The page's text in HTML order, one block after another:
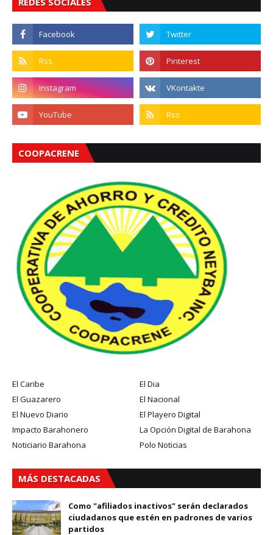
COOPACRENE
El Caribe
El Dia
El Guazarero
El Nacional
El Nuevo Diario
El Playero Digital
Impacto Barahonero
La Opción Digital de Barahona
Noticiario Barahona
Polo Noticias
MÁS DESTACADAS
Como "afiliados inactivos" serán declarados
ciudadanos que estén en padrones de varios
partidos